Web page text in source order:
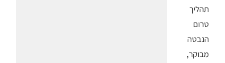
תהליך
טרום
הנבטה
מבוקר,